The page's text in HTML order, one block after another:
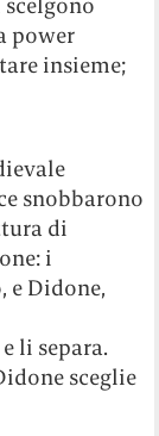
power
insieme;
snobbarono
di
i
e Didone,
li separa.
sceglie